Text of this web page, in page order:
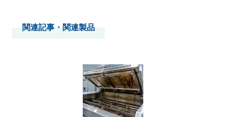
関連記事・関連製品